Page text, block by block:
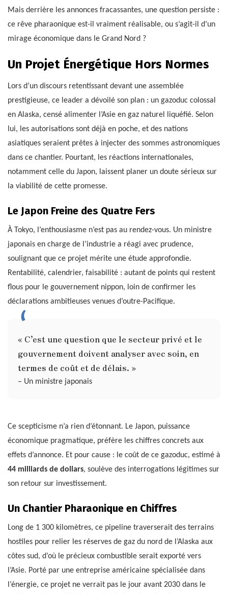
Mais derrière les annonces fracassantes, une question persiste :
ce rêve pharaonique est-il vraiment réalisable, ou s’agit-il d’un
mirage économique dans le Grand Nord ?
Un Projet Énergétique Hors Normes
Lors d’un discours retentissant devant une assemblée
prestigieuse, ce leader a dévoilé son plan : un gazoduc colossal
en Alaska, censé alimenter l’Asie en gaz naturel liquéfié. Selon
lui, les autorisations sont déjà en poche, et des nations
asiatiques seraient prêtes à injecter des sommes astronomiques
dans ce chantier. Pourtant, les réactions internationales,
notamment celle du Japon, laissent planer un doute sérieux sur
la viabilité de cette promesse.
Le Japon Freine des Quatre Fers
À Tokyo, l’enthousiasme n’est pas au rendez-vous. Un ministre
japonais en charge de l’industrie a réagi avec prudence,
soulignant que ce projet mérite une étude approfondie.
Rentabilité, calendrier, faisabilité : autant de points qui restent
flous pour le gouvernement nippon, loin de confirmer les
déclarations ambitieuses venues d’outre-Pacifique.
« C’est une question que le secteur privé et le
gouvernement doivent analyser avec soin, en
termes de coût et de délais. »
– Un ministre japonais
Ce scepticisme n’a rien d’étonnant. Le Japon, puissance
économique pragmatique, préfère les chiffres concrets aux
effets d’annonce. Et pour cause : le coût de ce gazoduc, estimé à
44 milliards de dollars, soulève des interrogations légitimes sur
son retour sur investissement.
Un Chantier Pharaonique en Chiffres
Long de 1 300 kilomètres, ce pipeline traverserait des terrains
hostiles pour relier les réserves de gaz du nord de l’Alaska aux
côtes sud, d’où le précieux combustible serait exporté vers
l’Asie. Porté par une entreprise américaine spécialisée dans
l’énergie, ce projet ne verrait pas le jour avant 2030 dans le